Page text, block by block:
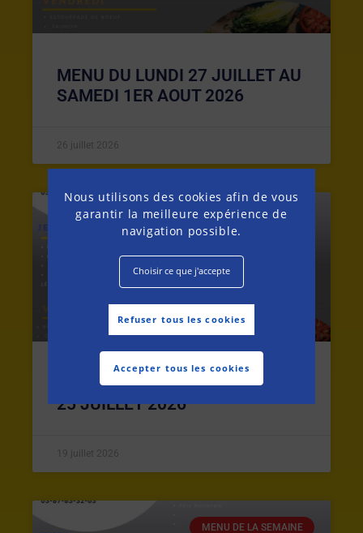
Nous utilisons des cookies afin de vous
garantir la meilleure expérience de
navigation possible.
Choisir ce que j'accepte
Refuser tous les cookies
Accepter tous les cookies
MENU DU LUNDI 27 JUILLET AU
SAMEDI 1ER AOUT 2026
26 juillet 2026
MENU DE LA SEMAINE
MENU DU LUNDI 20 AU SAMEDI
25 JUILLET 2026
19 juillet 2026
MENU DE LA SEMAINE